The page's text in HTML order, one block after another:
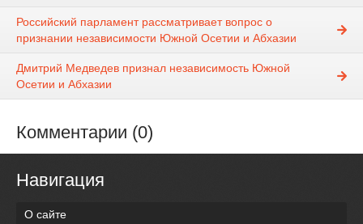
Российский парламент рассматривает вопрос о
признании независимости Южной Осетии и Абхазии
Дмитрий Медведев признал независимость Южной
Осетии и Абхазии
Комментарии (0)
Навигация
О сайте